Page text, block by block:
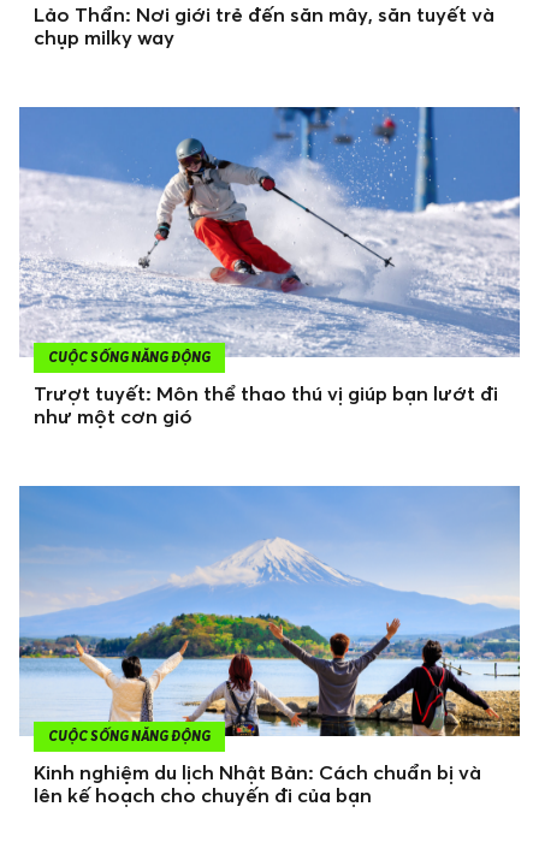
Lảo Thẩn: Nơi giới trẻ đến săn mây, săn tuyết và
chụp milky way
CUỘC SỐNG NĂNG ĐỘNG
Trượt tuyết: Môn thể thao thú vị giúp bạn lướt đi
như một cơn gió
CUỘC SỐNG NĂNG ĐỘNG
Kinh nghiệm du lịch Nhật Bản: Cách chuẩn bị và
lên kế hoạch cho chuyến đi của bạn